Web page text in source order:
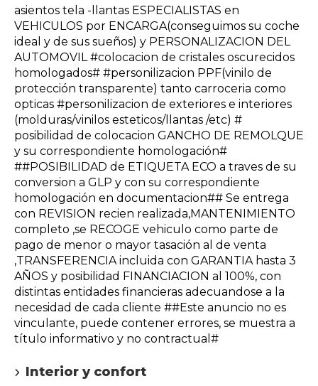
asientos tela -llantas ESPECIALISTAS en
VEHICULOS por ENCARGA(conseguimos su coche
ideal y de sus sueños) y PERSONALIZACION DEL
AUTOMOVIL #colocacion de cristales oscurecidos
homologados# #personilizacion PPF(vinilo de
protección transparente) tanto carroceria como
opticas #personilizacion de exteriores e interiores
(molduras/vinilos esteticos/llantas /etc) #
posibilidad de colocacion GANCHO DE REMOLQUE
y su correspondiente homologación#
##POSIBILIDAD de ETIQUETA ECO a traves de su
conversion a GLP y con su correspondiente
homologación en documentacion## Se entrega
con REVISION recien realizada,MANTENIMIENTO
completo ,se RECOGE vehiculo como parte de
pago de menor o mayor tasación al de venta
,TRANSFERENCIA incluida con GARANTIA hasta 3
AÑOS y posibilidad FINANCIACION al 100%, con
distintas entidades financieras adecuandose a la
necesidad de cada cliente ##Este anuncio no es
vinculante, puede contener errores, se muestra a
título informativo y no contractual#
Interior y confort